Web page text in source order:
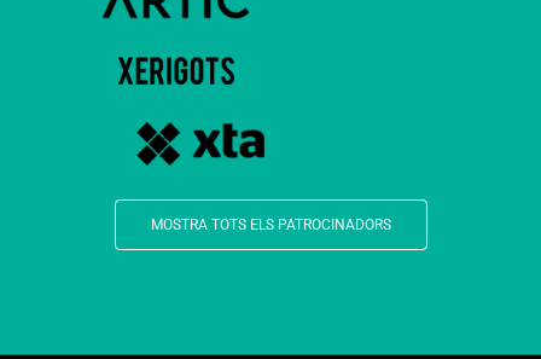
MOSTRA TOTS ELS PATROCINADORS